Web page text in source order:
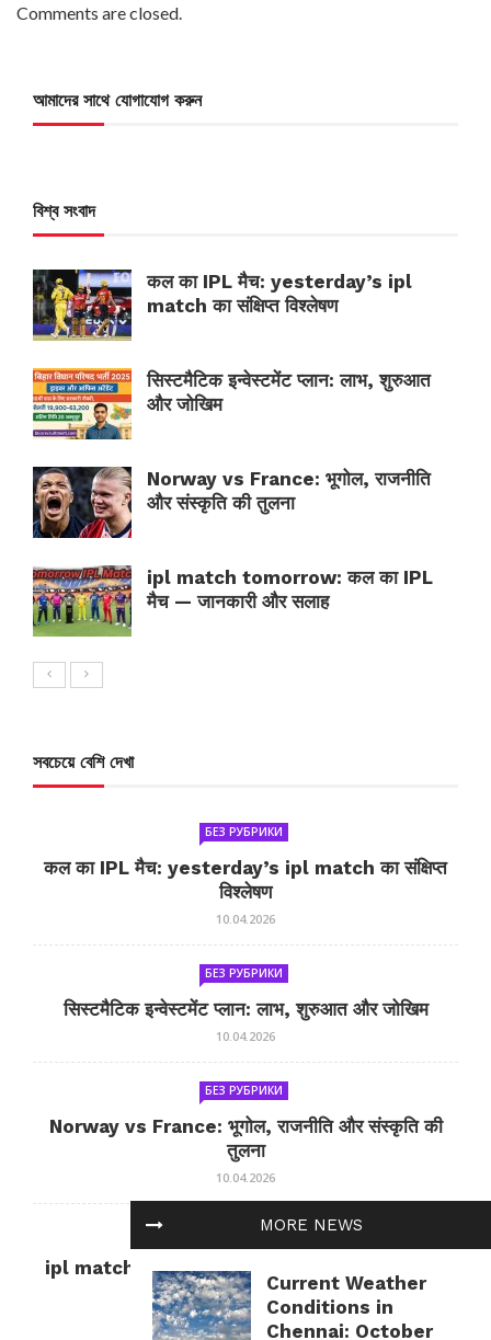
Comments are closed.
MORE NEWS
Current Weather
Conditions in
Chennai: October
আমাদের সাথে যোগাযোগ করুন
বিশ্ব সংবাদ
कल का IPL मैच: yesterday’s ipl
match का संक्षिप्त विश्लेषण
सिस्टमैटिक इन्वेस्टमेंट प्लान: लाभ, शुरुआत
और जोखिम
Norway vs France: भूगोल, राजनीति
और संस्कृति की तुलना
ipl match tomorrow: कल का IPL
मैच — जानकारी और सलाह
সবচেয়ে বেশি দেখা
БЕЗ РУБРИКИ
कल का IPL मैच: yesterday’s ipl match का संक्षिप्त
विश्लेषण
10.04.2026
БЕЗ РУБРИКИ
सिस्टमैटिक इन्वेस्टमेंट प्लान: लाभ, शुरुआत और जोखिम
10.04.2026
БЕЗ РУБРИКИ
Norway vs France: भूगोल, राजनीति और संस्कृति की
तुलना
10.04.2026
БЕЗ РУБРИКИ
ipl match tomorrow: कल का IPL मैच — जानकारी
और सलाह
10.04.2026